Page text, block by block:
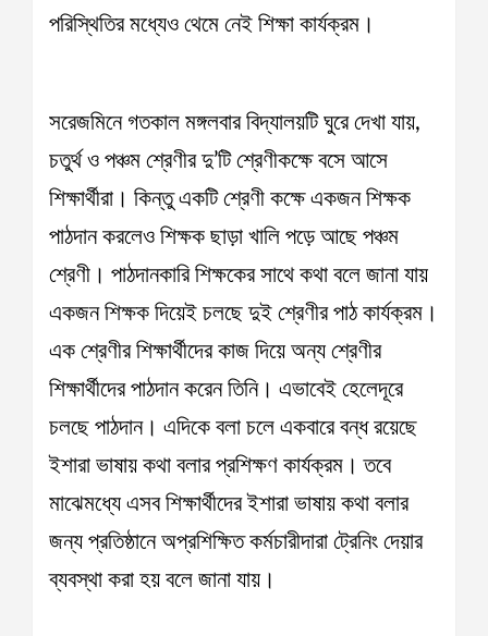
পরিস্থিতির মধ্যেও থেমে নেই শিক্ষা কার্যক্রম।
সরেজমিনে গতকাল মঙ্গলবার বিদ্যালয়টি ঘুরে দেখা যায়,
চতুর্থ ও পঞ্চম শ্রেণীর দু’টি শ্রেণীকক্ষে বসে আসে
শিক্ষার্থীরা। কিন্তু একটি শ্রেণী কক্ষে একজন শিক্ষক
পাঠদান করলেও শিক্ষক ছাড়া খালি পড়ে আছে পঞ্চম
শ্রেণী। পাঠদানকারি শিক্ষকের সাথে কথা বলে জানা যায়
একজন শিক্ষক দিয়েই চলছে দুই শ্রেণীর পাঠ কার্যক্রম।
এক শ্রেণীর শিক্ষার্থীদের কাজ দিয়ে অন্য শ্রেণীর
শিক্ষার্থীদের পাঠদান করেন তিনি। এভাবেই হেলেদূরে
চলছে পাঠদান। এদিকে বলা চলে একবারে বন্ধ রয়েছে
ইশারা ভাষায় কথা বলার প্রশিক্ষণ কার্যক্রম। তবে
মাঝেমধ্যে এসব শিক্ষার্থীদের ইশারা ভাষায় কথা বলার
জন্য প্রতিষ্ঠানে অপ্রশিক্ষিত কর্মচারীদারা ট্রেনিং দেয়ার
ব্যবস্থা করা হয় বলে জানা যায়।